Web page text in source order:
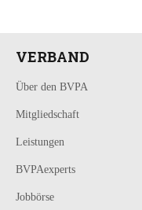
VERBAND
Über den BVPA
Mitgliedschaft
Leistungen
BVPAexperts
Jobbörse